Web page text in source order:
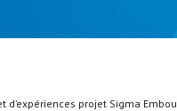
d’expériences projet Sigma